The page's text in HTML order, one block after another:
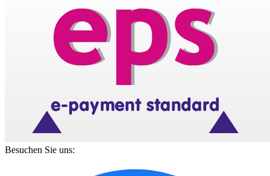
Besuchen Sie uns: